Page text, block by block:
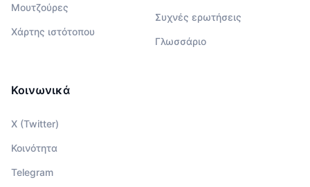
Μουτζούρες
Χάρτης ιστότοπου
Συχνές ερωτήσεις
Γλωσσάριο
Κοινωνικά
X (Twitter)
Κοινότητα
Telegram